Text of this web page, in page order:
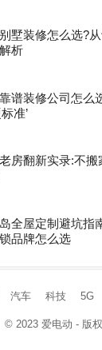
墅装修怎么选?
析
谱装修公司怎么
准’
房翻新实录:不
全屋定制避坑指
品牌怎么选
汽车 科技 5G
© 2023爱电动 - 版